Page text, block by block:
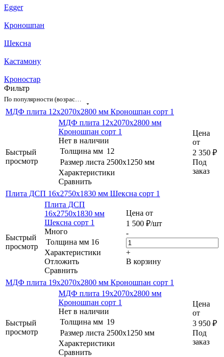
Egger
Кроношпан
Шексна
Кастамону
Кроностар
Фильтр
МДФ плита 12х2070х2800 мм Кроношпан сорт 1
Быстрый
просмотр
МДФ плита 12х2070х2800 мм
Кроношпан сорт 1
Нет в наличии
Толщина мм 12
Размер листа 2500х1250 мм
Характеристики
Сравнить
Цена
от
2 350 ₽
Под
заказ
Плита ДСП 16x2750x1830 мм Шексна сорт 1
Быстрый
просмотр
Плита ДСП
16x2750x1830 мм
Шексна сорт 1
Много
Толщина мм 16
Характеристики
Отложить
Сравнить
Цена от
1 500 ₽/шт
-
+
В корзину
МДФ плита 19х2070х2800 мм Кроношпан сорт 1
Быстрый
просмотр
МДФ плита 19х2070х2800 мм
Кроношпан сорт 1
Нет в наличии
Толщина мм 19
Размер листа 2500х1250 мм
Характеристики
Сравнить
Цена
от
3 950 ₽
Под
заказ